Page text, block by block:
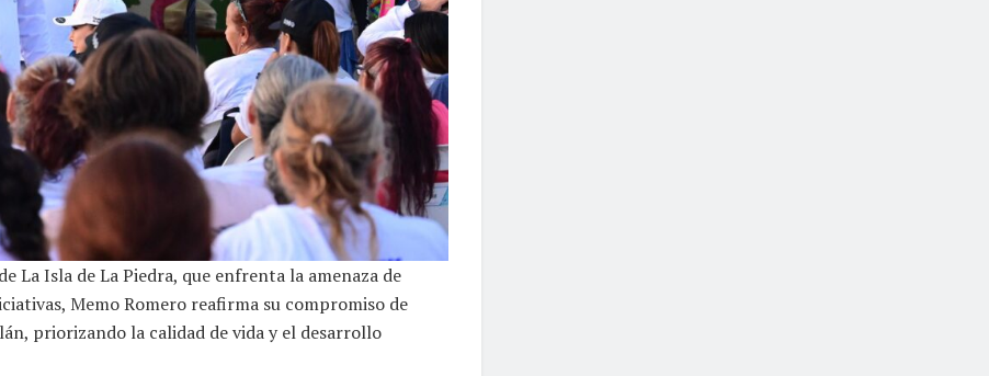
La Isla de La Piedra, que enfrenta la amenaza de
Memo Romero reafirma su compromiso de
priorizando la calidad de vida y el desarrollo